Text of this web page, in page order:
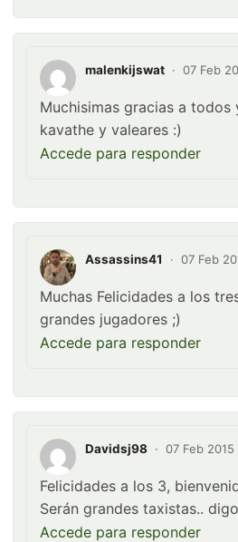
malenkijswat · 07 Feb
Muchisimas gracias a todos
kavathe y valeares :)
Accede para responder
Assassins41 · 07 Feb
Muchas Felicidades a los
grandes jugadores ;)
Accede para responder
Davidsj98 · 07 Feb 2015
Felicidades a los 3,
Serán grandes taxistas..
Accede para responder